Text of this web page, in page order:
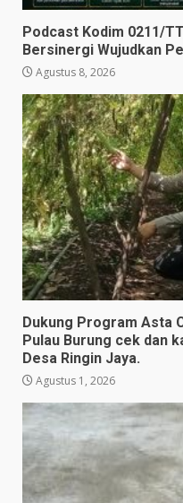
Podcast Kodim 0211/
Bersinergi Wujudkan
Agustus 8, 2026
Dukung Program Asta
Pulau Burung cek dan
Desa Ringin Jaya.
Agustus 1, 2026